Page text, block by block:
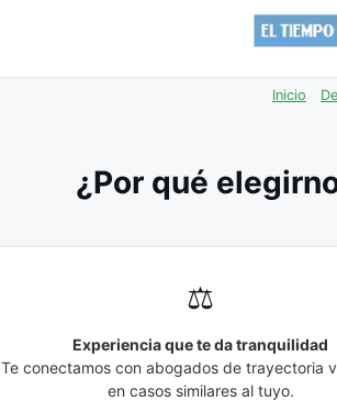
Inicio
¿Por qué
⚖️
Experiencia que te da tranquilidad
Te conectamos con abogados de trayectoria
en casos similares al tuyo.